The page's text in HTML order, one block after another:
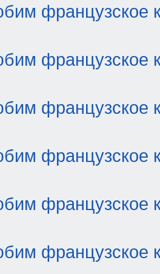
французское
французское
французское
французское
французское
французское